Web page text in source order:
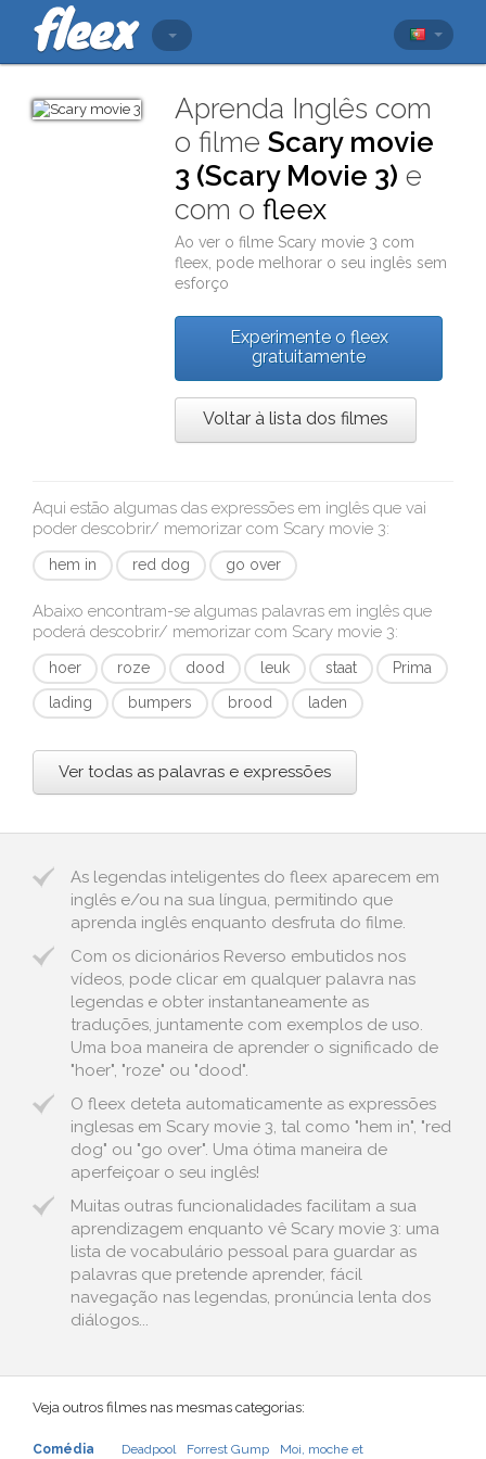
Aprenda Inglês com
o filmeScary movie
3 (Scary Movie 3) e
com ofleex
Ao ver o filme Scary movie 3 com
fleex , pode melhorar o seu inglês sem
esforço
Experimente o fleex
gratuitamente
Voltar à lista dos filmes
Aqui estão algumas das expressões em inglês que vai
poder descobrir/ memorizar com Scary movie 3:
hem in red dog go over
Abaixo encontram-se algumas palavras em inglês que
poderá descobrir/ memorizar com Scary movie 3:
hoer roze dood leuk staat
Prima
lading
bumpers brood laden
Ver todas as palavras e expressões
As legendas inteligentes do fleex aparecem em
inglês e/ou na sua língua, permitindo que
aprenda inglês enquanto desfruta do filme.
Com os dicionários Reverso embutidos nos
vídeos, pode clicar em qualquer palavra nas
legendas e obter instantaneamente as
traduções, juntamente com exemplos de uso.
Uma boa maneira de aprender o significado de
"hoer", "roze" ou "dood".
O fleex deteta automaticamente as expressões
inglesas em Scary movie 3, tal como "hem in", "red
dog" ou "go over". Uma ótima maneira de
aperfeiçoar o seu inglês!
Muitas outras funcionalidades facilitam a sua
aprendizagem enquanto vê Scary movie 3: uma
lista de vocabulário pessoal para guardar as
palavras que pretende aprender, fácil
navegação nas legendas, pronúncia lenta dos
diálogos...
Veja outros filmes nas mesmas categorias:
Comédia Deadpool Forrest Gump Moi, moche et